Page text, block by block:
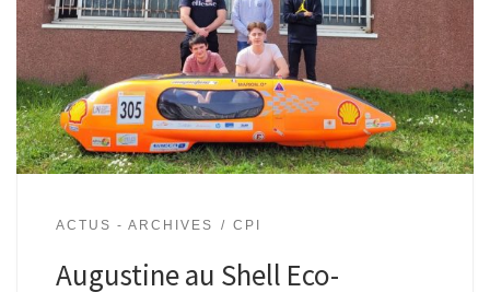
ACTUS - ARCHIVES CPI
Augustine au Shell Eco-